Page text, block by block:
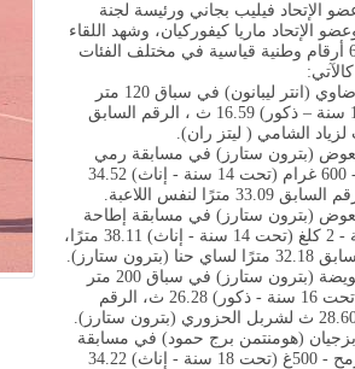
الإتحاد فيليب بجاني ورئيسة لجنة
الإتحاد ماريا كيفوركيان، وشهد اللقاء
تسجيل 6 أرقام وطنية قياسية في مختلف الفئات
:
- حسن ضاوي (انتر ليبانون) في سباق 120 متر
(تحت 12 سنة – ذكور) 16.59 ث ، الرقم السابق
.
معوض (بترون ستارز) في مسابقة رمي
القرص - 600 غرام (تحت 14 سنة - إناث) 34.52
33.09 مترًا لنفس اللاعبة
.
معوض (بترون ستارز) في مسابقة إطاحة
المطرقة - 2 كلغ (تحت 14 سنة - إناث) 38.11 مترًا،
حنا (بترون ستارز)
.
- نزيه عويضة (بترون ستارز) في سباق 200 متر
حواجز (تحت 16 سنة - ذكور) 26.28 ث، الرقم
.
(هومنتمن برج حمود) في مسابقة
رمي الرمح - 500غ (تحت 18 سنة - إناث) 34.22